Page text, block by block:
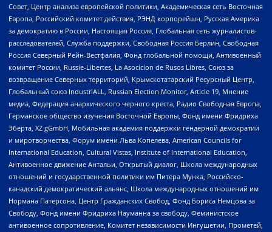
Совет, Центр анализа европейской политики, Академическая сеть Восточная
Европа, Российский комитет действия, РЭНД корпорейшн, Русская Америка
за демократию в России, Настоящая Россия, Глобальная сеть журналистов-
расследователей, Служба поддержки, Свободная Россия Берлин, Свободная
Россия Северный Рейн-Вестфалия, Фонд глобальной помощи, Антивоенный
комитет России, Russie-Libertes, La Asocicion de Rusos Libres, Союз за
возвращение Северных территорий, Крымскотатарский Ресурсный Центр,
Глобальный союз IndustriALL, Russian Election Monitor, Article 19, Мнение
медиа, Федерация анархического черного креста, Радио Свободная Европа,
Германское общество изучения Восточной Европы, Фонд имени Фридриха
Эберта, XZ gGmbH, Мобильная академия поддержки гендерной демократии
и миротворчества, Форум имени Льва Копелева, American Councils for
International Education, Cultural Vistas, Institute of International Education,
Антивоенное движение Антальи, Открытый диалог, Школа международных
отношений и государственной политики им Питера Мунка, Российско-
канадский демократический альянс, Школа международных отношений им
Нормана Патерсона, Центр Гражданских Свобод, Фонд Бориса Немцова за
Свободу, Фонд имени Фридриха Науманна за свободу, Феминистское
антивоенное сопротивление, Комитет независимости Ингушетии, Прометей,